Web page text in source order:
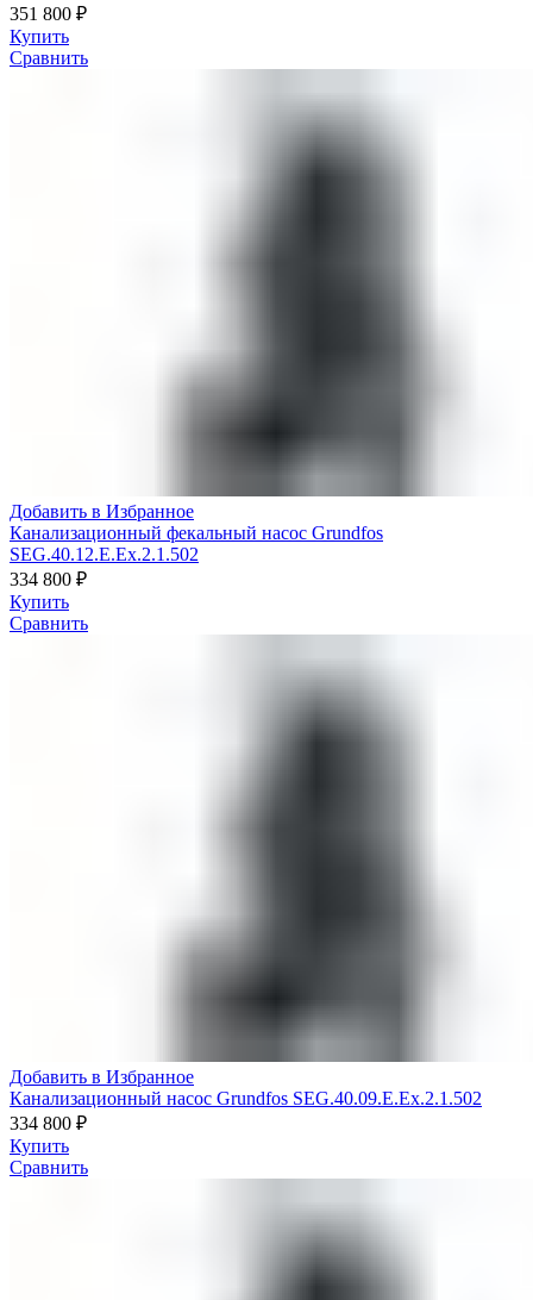
351 800 ₽
Купить
Сравнить
Добавить в Избранное
Канализационный фекальный насос Grundfos
SEG.40.12.E.Ex.2.1.502
334 800 ₽
Купить
Сравнить
Добавить в Избранное
Канализационный насос Grundfos SEG.40.09.E.Ex.2.1.502
334 800 ₽
Купить
Сравнить